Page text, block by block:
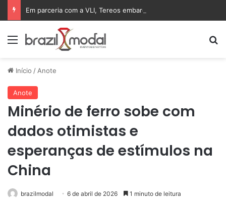
Menu
Início /Anote
Anote
Minério de ferro sobe com
dados otimistas e
esperanças de estímulos na
China
brazilmodal 6 de abril de 2026 1 minuto de leitura